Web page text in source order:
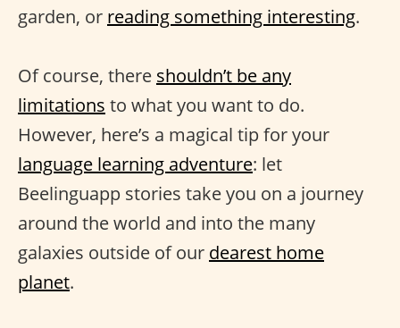
garden, or reading something interesting.
Of course, there shouldn’t be any
limitations to what you want to do.
However, here’s a magical tip for your
language learning adventure: let
Beelinguapp stories take you on a journey
around the world and into the many
galaxies outside of our dearest home
planet.